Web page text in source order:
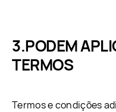
PODEM
TERMOS
Termos e condições